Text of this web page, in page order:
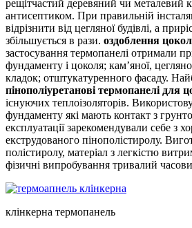
рещітчастий деревяний чи металевий
антисептиком. При правильній
відрізнити від цегляної будівлі, а
збільшується в рази. оздоблення
застосування термопанелі отримали
фундаменту і цоколя; кам’яної,
кладок; отштукатуренного фасаду.
пінополіуретанові термопанелі для
існуючих теплоізоляторів.
фундаменту які мають контакт з
експлуатації зарекомендували себе з
екструдованого пінополістиролу.
полістиролу, матеріал з легкістю
фізичні випробування тривалий
клінкерна термопанель